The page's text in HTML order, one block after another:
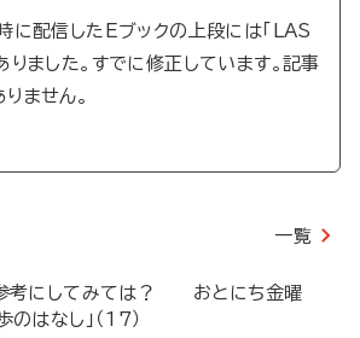
配信したEブックの上段には「LAS
りました。すでに修正しています。記事
ません。
一覧
参考にしてみては？ おとにち金曜
はなし」（17）